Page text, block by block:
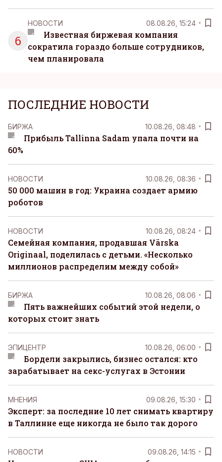
6
НОВОСТИ 08.08.26, 15:24
Известная биржевая компания
сократила гораздо больше сотрудников,
чем планировала
ПОСЛЕДНИЕ НОВОСТИ
БИРЖА 10.08.26, 08:48
Прибыль Tallinna Sadam упала почти на
60%
НОВОСТИ 10.08.26, 08:36
50 000 машин в год: Украина создает армию
роботов
НОВОСТИ 10.08.26, 08:24
Семейная компания, продавшая Värska
Originaal, поделилась с детьми. «Несколько
миллионов распределим между собой»
БИРЖА 10.08.26, 08:06
Пять важнейших событий этой недели, о
которых стоит знать
ЭПИЦЕНТР 10.08.26, 06:00
Бордели закрылись, бизнес остался: кто
зарабатывает на секс-услугах в Эстонии
MНЕНИЯ 09.08.26, 15:30
Эксперт: за последние 10 лет снимать квартиру
в Таллинне еще никогда не было так дорого
НОВОСТИ 09.08.26, 14:15